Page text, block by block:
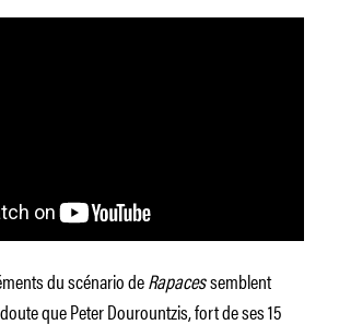
du scénario deRapacessemblent
que Peter Dourountzis, fort de ses 15